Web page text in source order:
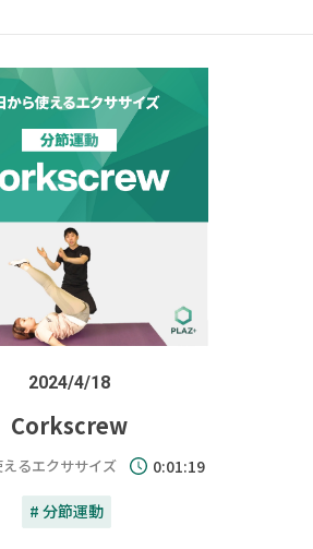
2024/4/18
Corkscrew
るエクササイズ 0:01:19
# 分節運動